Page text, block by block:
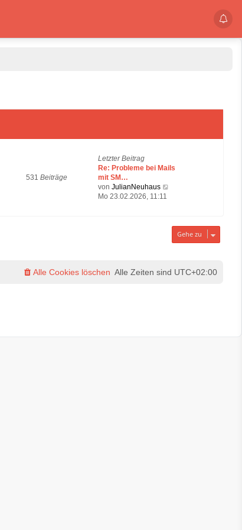
531 Beiträge
Letzter Beitrag
Re: Probleme bei Mails
mit SM…
von JulianNeuhaus
e
e
Mo 23.02.2026, 11:11
Gehe zu
Alle Zeiten sind UTC+02:00
Alle Cookies löschen